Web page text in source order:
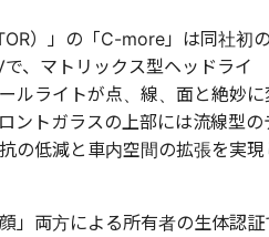
）」の「C-more」は同社初
、マトリックス型ヘッドライ
ルライトが点、線、面と絶妙に
ントガラスの上部には流線型の
の低減と車内空間の拡張を実現
」両方による所有者の生体認証